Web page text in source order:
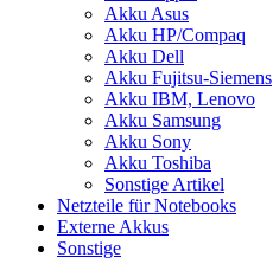
Akku Asus
Akku HP/Compaq
Akku Dell
Akku Fujitsu-Siemens
Akku IBM, Lenovo
Akku Samsung
Akku Sony
Akku Toshiba
Sonstige Artikel
Netzteile für Notebooks
Externe Akkus
Sonstige